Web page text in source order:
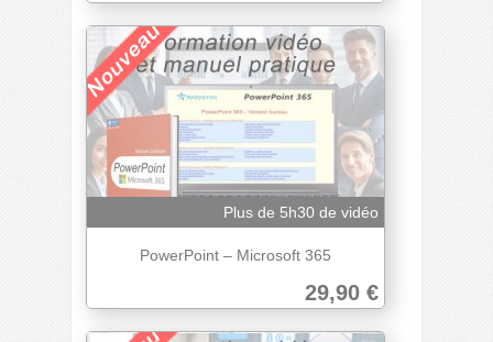
Plus de 5h30 de vidéo
PowerPoint – Microsoft 365
29,90 €